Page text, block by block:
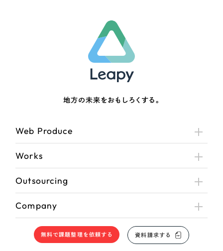
地方の未来をおもしろくする。
Web Produce
Works
Outsourcing
Company
無料で課題整理を依頼する 資料請求する